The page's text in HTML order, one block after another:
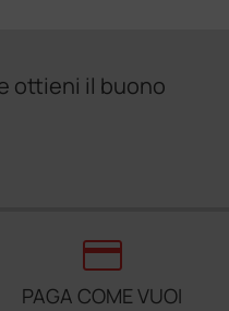
ottieni il buono
credit_card
PAGA COME VUOI